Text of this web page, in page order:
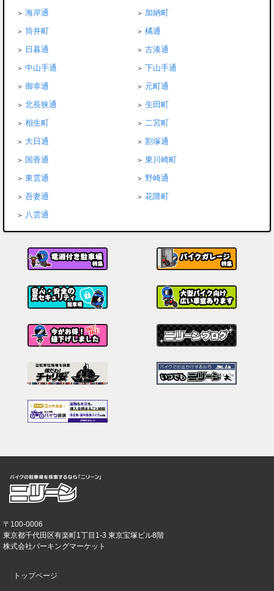
海岸通
加納町
筒井町
橘通
日暮通
古湊通
中山手通
下山手通
御幸通
元町通
北長狭通
生田町
相生町
二宮町
大日通
割塚通
国香通
東川崎町
東雲通
野崎通
吾妻通
花隈町
八雲通
〒100-0006
東京都千代田区有楽町1丁目1-3 東京宝塚ビル8階
株式会社パーキングマーケット
トップページ